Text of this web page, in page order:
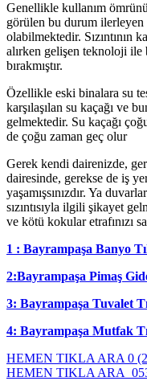
Genellikle kullanım
görülen bu durum
olabilmektedir. Sızıntının
alırken gelişen teknoloji
bırakmıştır.
Özellikle eski binalara su
karşılaşılan su kaçağı ve
gelmektedir. Su kaçağı
de çoğu zaman geç olur
Gerek kendi dairenizde,
dairesinde, gerekse de iş
yaşamışsınızdır. Ya
sızıntısıyla ilgili şikayet
ve kötü kokular etrafınızı
1 : Bayrampaşa Banyo
2:Bayrampaşa Pimaş
3: Bayrampaşa Tuvalet
4: Bayrampaşa Mutfak
HEMEN TIKLA ARA 0
HEMEN TIKLA ARA